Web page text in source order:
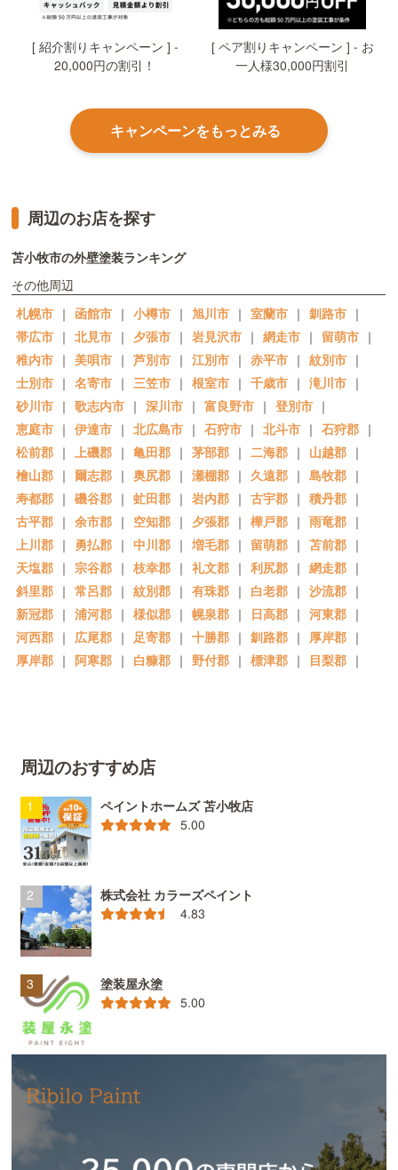
[ 紹介割りキャンペーン ] -
20,000円の割引！
[ ペア割りキャンペーン ] - お
一人様30,000円割引
キャンペーンをもっとみる
周辺のお店を探す
苫小牧市の外壁塗装ランキング
その他周辺
札幌市 ｜ 函館市 ｜ 小樽市 ｜ 旭川市 ｜ 室蘭市 ｜ 釧路市 ｜
帯広市 ｜ 北見市 ｜ 夕張市 ｜ 岩見沢市 ｜ 網走市 ｜ 留萌市 ｜
稚内市 ｜ 美唄市 ｜ 芦別市 ｜ 江別市 ｜ 赤平市 ｜ 紋別市 ｜
士別市 ｜ 名寄市 ｜ 三笠市 ｜ 根室市 ｜ 千歳市 ｜ 滝川市 ｜
砂川市 ｜ 歌志内市 ｜ 深川市 ｜ 富良野市 ｜ 登別市 ｜
恵庭市 ｜ 伊達市 ｜ 北広島市 ｜ 石狩市 ｜ 北斗市 ｜ 石狩郡 ｜
松前郡 ｜ 上磯郡 ｜ 亀田郡 ｜ 茅部郡 ｜ 二海郡 ｜ 山越郡 ｜
檜山郡 ｜ 爾志郡 ｜ 奥尻郡 ｜ 瀬棚郡 ｜ 久遠郡 ｜ 島牧郡 ｜
寿都郡 ｜ 磯谷郡 ｜ 虻田郡 ｜ 岩内郡 ｜ 古宇郡 ｜ 積丹郡 ｜
古平郡 ｜ 余市郡 ｜ 空知郡 ｜ 夕張郡 ｜ 樺戸郡 ｜ 雨竜郡 ｜
上川郡 ｜ 勇払郡 ｜ 中川郡 ｜ 増毛郡 ｜ 留萌郡 ｜ 苫前郡 ｜
天塩郡 ｜ 宗谷郡 ｜ 枝幸郡 ｜ 礼文郡 ｜ 利尻郡 ｜ 網走郡 ｜
斜里郡 ｜ 常呂郡 ｜ 紋別郡 ｜ 有珠郡 ｜ 白老郡 ｜ 沙流郡 ｜
新冠郡 ｜ 浦河郡 ｜ 様似郡 ｜ 幌泉郡 ｜ 日高郡 ｜ 河東郡 ｜
河西郡 ｜ 広尾郡 ｜ 足寄郡 ｜ 十勝郡 ｜ 釧路郡 ｜ 厚岸郡 ｜
厚岸郡 ｜ 阿寒郡 ｜ 白糠郡 ｜ 野付郡 ｜ 標津郡 ｜ 目梨郡 ｜
周辺のおすすめ店
ペイントホームズ 苫小牧店
5.00
株式会社 カラーズペイント
4.83
塗装屋永塗
5.00